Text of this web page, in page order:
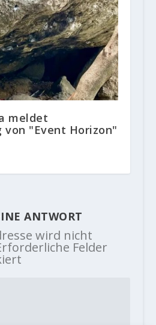
meldet
von "Event Horizon"
ANTWORT
wird nicht
Felder